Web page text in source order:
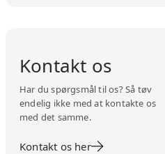
Kontakt os
Har du spørgsmål til os? Så tøv
endelig ikke med at kontakte os
med det samme.
Kontakt os her